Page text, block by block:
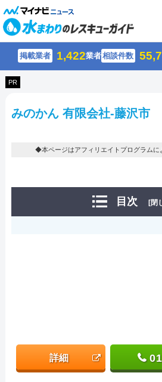
掲載業者 1,422業者相談件数
PR
みのかん 有限会社-藤沢市
◆本ページはアフィリエイトプログラムに
目次 [閉
詳細